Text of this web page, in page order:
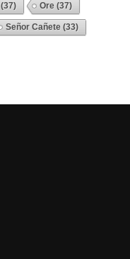
(37) Ore (37)
Señor Cañete (33)